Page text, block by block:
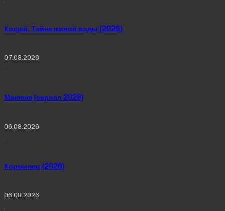
Кощей. Тайна живой воды (2026)
07.08.2026
Манюня (сериал 2026)
06.08.2026
Кормилец (2026)
06.08.2026